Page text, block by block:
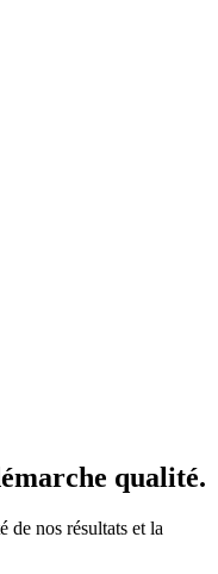
qualité.
de nos résultats et la